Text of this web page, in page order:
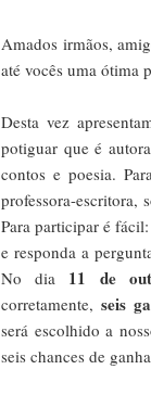
Amados irmãos,
até vocês uma ótima
Desta vez
potiguar que é
contos e poesia.
professora-escritora,
Para participar é
e responda a
No dia 11 de
corretamente, seis
será escolhido a
seis chances de